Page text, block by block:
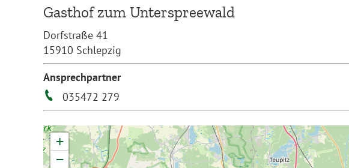
Gasthof zum Unterspreewald
Dorfstraße 41
15910 Schlepzig
Ansprechpartner
035472 279
+
−